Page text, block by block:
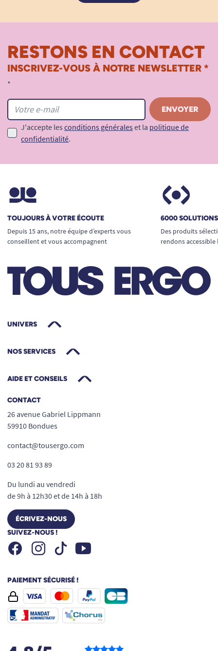
RESTONS EN CONTACT
INSCRIVEZ-VOUS À NOTRE NEWSLETTER *
*
J'accepte les conditions générales et la politique de
confidentialité.
TOUJOURS À VOTRE ÉCOUTE
Depuis 15 ans, notre équipe d’experts vous
conseillent et vous accompagnent
6000
Des produits
rendons
UNIVERS
NOS SERVICES
AIDE ET CONSEILS
CONTACT
26 avenue Gabriel Lippmann
59910 Bondues
contact@tousergo.com
03 20 81 93 89
Du lundi au vendredi
de 9h à 12h30 et de 14h à 18h
ÉCRIVEZ-NOUS
SUIVEZ-NOUS !
FacebookInstagramTiktok Youtube
PAIEMENT SÉCURISÉ !